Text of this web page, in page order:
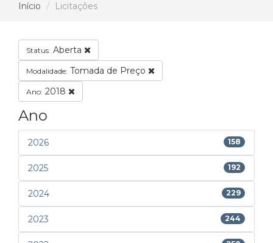
Início Licitações
Status: Aberta
Modalidade: Tomada de Preço
Ano: 2018
Ano
2026 158
2025 192
2024 229
2023 244